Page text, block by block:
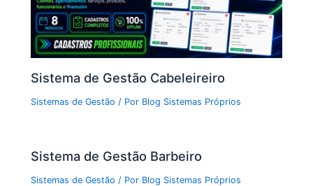
Sistema de Gestão Cabeleireiro
Sistemas de Gestão / Por Blog Sistemas Próprios
Sistema de Gestão Barbeiro
Sistemas de Gestão / Por Blog Sistemas Próprios